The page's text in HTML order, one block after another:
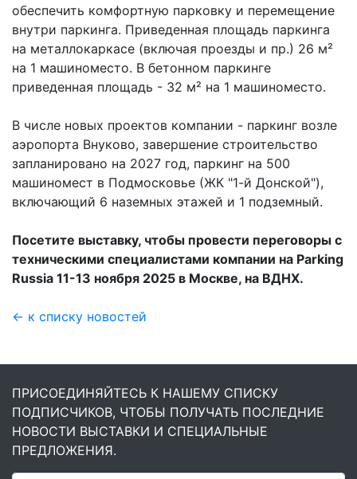
обеспечить комфортную парковку и перемещение
внутри паркинга. Приведенная площадь паркинга
на металлокаркасе (включая проезды и пр.) 26 м²
на 1 машиноместо. В бетонном паркинге
приведенная площадь - 32 м² на 1 машиноместо.
В числе новых проектов компании - паркинг возле
аэропорта Внуково, завершение строительство
запланировано на 2027 год, паркинг на 500
машиномест в Подмосковье (ЖК "1-й Донской"),
включающий 6 наземных этажей и 1 подземный.
Посетите выставку, чтобы провести переговоры с
техническими специалистами компании на Parking
Russia 11-13 ноября 2025 в Москве, на ВДНХ.
← к списку новостей
ПРИСОЕДИНЯЙТЕСЬ К НАШЕМУ СПИСКУ
ПОДПИСЧИКОВ, ЧТОБЫ ПОЛУЧАТЬ ПОСЛЕДНИЕ
НОВОСТИ ВЫСТАВКИ И СПЕЦИАЛЬНЫЕ
ПРЕДЛОЖЕНИЯ.